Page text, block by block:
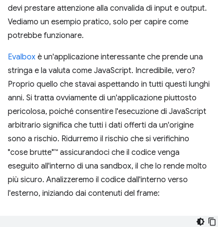
devi prestare attenzione alla convalida di input e output.
Vediamo un esempio pratico, solo per capire come
potrebbe funzionare.
Evalbox è un'applicazione interessante che prende una
stringa e la valuta come JavaScript. Incredibile, vero?
Proprio quello che stavai aspettando in tutti questi lunghi
anni. Si tratta ovviamente di un'applicazione piuttosto
pericolosa, poiché consentire l'esecuzione di JavaScript
arbitrario significa che tutti i dati offerti da un'origine
sono a rischio. Ridurremo il rischio che si verifichino
"cose brutte"™ assicurandoci che il codice venga
eseguito all'interno di una sandbox, il che lo rende molto
più sicuro. Analizzeremo il codice dall'interno verso
l'esterno, iniziando dai contenuti del frame: